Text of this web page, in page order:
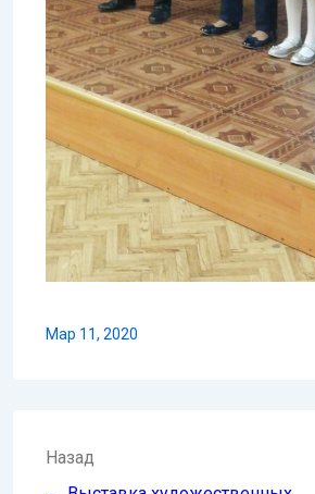
Мар 11, 2020
Навигация
Назад